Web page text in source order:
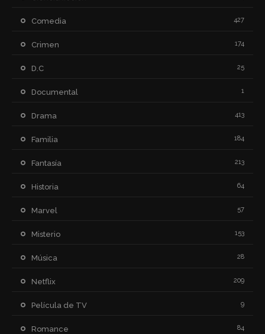
Comedia 427
Crimen 174
D.C 25
Documental 1
Drama 413
Familia 184
Fantasía 213
Historia 64
Marvel 57
Misterio 153
Música 28
Netflix 209
Película de TV 9
Romance 84